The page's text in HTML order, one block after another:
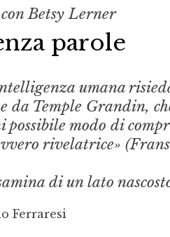
Betsy Lerner
parole
umana
da Temple Grandin,
possibile modo di
rivelatrice»
di un lato
Ferraresi